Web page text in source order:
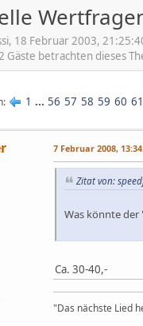
18 Februar 2003,
Gäste betrachten dieses
1 ... 56 57 58 59 60 61
7 Februar 2008,
Zitat von:
Was könnte der
Ca. 30-40,-
"Das nächste Lied